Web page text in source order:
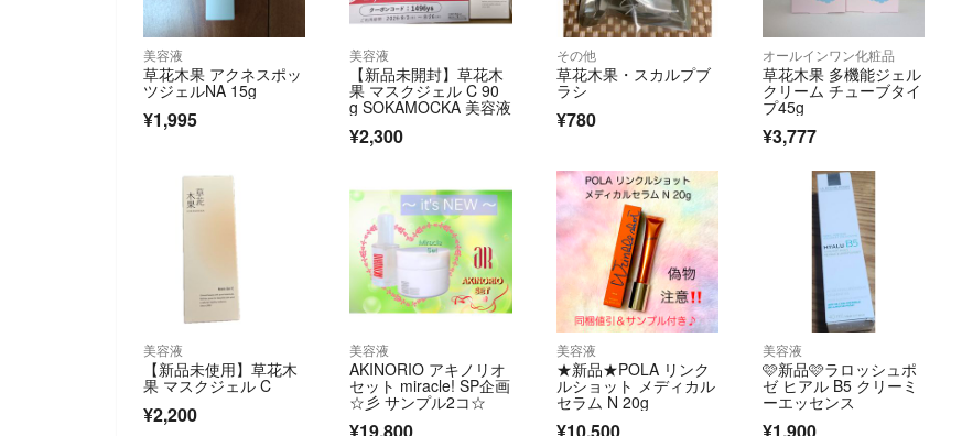
美容液
草花木果 アクネスポッ
ツジェルNA 15g
¥1,995
美容液
【新品未開封】草花木
果 マスクジェル C 90
g SOKAMOCKA 美容液
¥2,300
その他
草花木果・スカルプブ
ラシ
¥780
オールインワン化粧品
草花木果 多機能ジェル
クリーム チューブタイ
プ45g
¥3,777
美容液
【新品未使用】草花木
果 マスクジェル C
¥2,200
美容液
AKINORIO アキノリオ
セット miracle! SP企画
☆彡 サンプル2コ☆
美容液
★新品★POLA リンク
ルショット メディカル
セラム N 20g
美容液
‎🩷新品‎🩷ラロッシュポ
ゼ ヒアル B5 クリーミ
ーエッセンス